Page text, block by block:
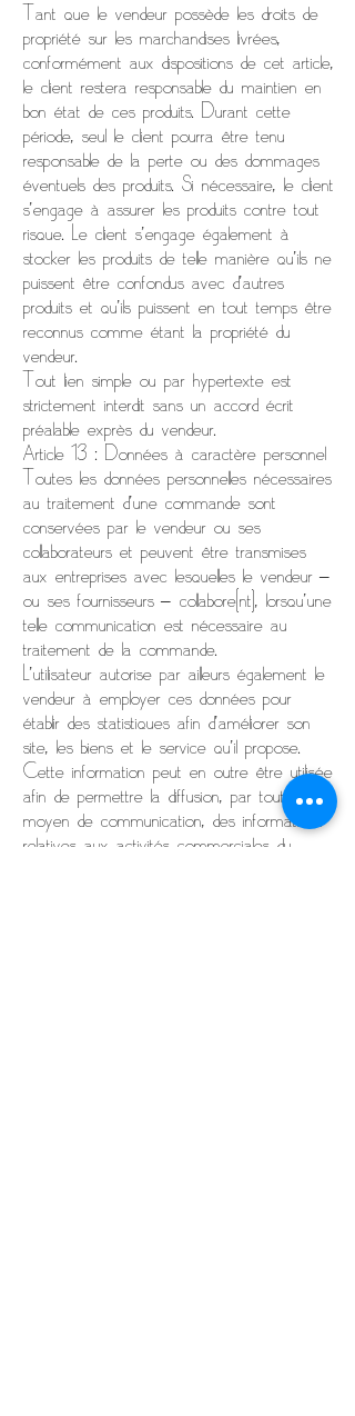
Tant que le vendeur possède les droits de
propriété sur les marchandises livrées,
conformément aux dispositions de cet article,
le client restera responsable du maintien en
bon état de ces produits. Durant cette
période, seul le client pourra être tenu
responsable de la perte ou des dommages
éventuels des produits. Si nécessaire, le client
s'engage à assurer les produits contre tout
risque. Le client s'engage également à
stocker les produits de telle manière qu'ils ne
puissent être confondus avec d'autres
produits et qu'ils puissent en tout temps être
reconnus comme étant la propriété du
vendeur.
Tout lien simple ou par hypertexte est
strictement interdit sans un accord écrit
préalable exprès du vendeur.
Article 13 : Données à caractère personnel
Toutes les données personnelles nécessaires
au traitement d’une commande sont
conservées par le vendeur ou ses
collaborateurs et peuvent être transmises
aux entreprises avec lesquelles le vendeur –
ou ses fournisseurs – collabore(nt), lorsqu’une
telle communication est nécessaire au
traitement de la commande.
L'utilisateur autorise par ailleurs également le
vendeur à employer ces données pour
établir des statistiques afin d'améliorer son
site, les biens et le service qu'il propose.
Cette information peut en outre être utilisée
afin de permettre la diffusion, par tout
moyen de communication, des informations
relatives aux activités commerciales du